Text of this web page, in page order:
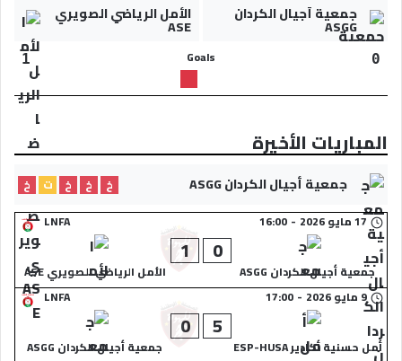
جمعية أجيال الكردان
ASGG
الأمل الرياضي الصويري
ASE
0
Goals
1
المباريات الأخيرة
جمعية أجيال الكردان ASGG خ خ خ ت
خ
LNFA
17 مايو 2026 -
16:00
جمعية أجيال الكردان ASGG
0
1
الأمل الرياضي الصويري ASE
LNFA
9 مايو 2026 -
17:00
أمل حسنية أكادير ESP-HUSA
5
0
جمعية أجيال الكردان ASGG